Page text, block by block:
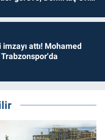
imzayı attı! Mohamed